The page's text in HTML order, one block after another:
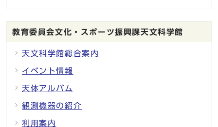
教育委員会文化・スポーツ振興課天文科学館
天文科学館総合案内
イベント情報
天体アルバム
観測機器の紹介
利用案内